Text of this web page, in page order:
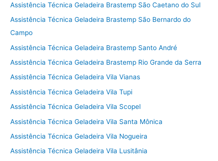
Assistência Técnica Geladeira Brastemp São Caetano do Sul
Assistência Técnica Geladeira Brastemp São Bernardo do
Campo
Assistência Técnica Geladeira Brastemp Santo André
Assistência Técnica Geladeira Brastemp Rio Grande da Serra
Assistência Técnica Geladeira Vila Vianas
Assistência Técnica Geladeira Vila Tupi
Assistência Técnica Geladeira Vila Scopel
Assistência Técnica Geladeira Vila Santa Mônica
Assistência Técnica Geladeira Vila Nogueira
Assistência Técnica Geladeira Vila Lusitânia